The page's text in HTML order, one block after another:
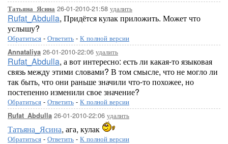
Татьяна_Ясина 26-01-2010-21:58 удалить
Rufat_Abdulla, Придётся кулак приложить. Может что
услышу?
Обратиться - Ответить - К полной версии
Annataliya 26-01-2010-22:06 удалить
Rufat_Abdulla, а вот интересно: есть ли какая-то языковая
связь между этими словами? В том смысле, что не могло ли
так быть, что они раньше значили что-то похожее, но
постепенно изменили свое значение?
Обратиться - Ответить - К полной версии
Rufat_Abdulla 26-01-2010-22:06 удалить
Татьяна_Ясина, ага, кулак
Обратиться - Ответить - К полной версии